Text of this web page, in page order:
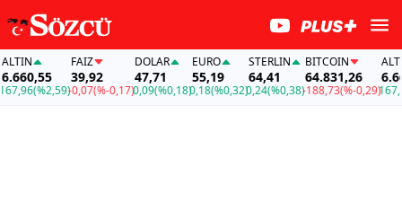
(%2,59)
FAİZ
39,92
-0,07(%-0,17)
DOLAR
47,71
0,09(%0,18)
EURO
55,19
0,18(%0,32)
STERLIN
64,41
0,24(%0,38)
BITCOIN
64.831,26
-188,73(%-0,29)
ALTIN
167,96